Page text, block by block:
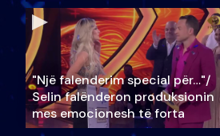
"Një falenderim special për…"/
Selin falënderon produksionin
mes emocionesh të forta